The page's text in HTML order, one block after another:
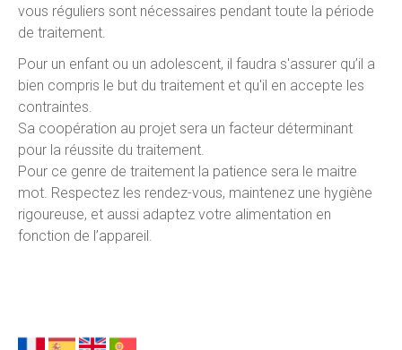
vous réguliers sont nécessaires pendant toute la période
de traitement.
Pour un enfant ou un adolescent, il faudra s'assurer qu’il a
bien compris le but du traitement et qu'il en accepte les
contraintes.
Sa coopération au projet sera un facteur déterminant
pour la réussite du traitement.
Pour ce genre de traitement la patience sera le maitre
mot. Respectez les rendez-vous, maintenez une hygiène
rigoureuse, et aussi adaptez votre alimentation en
fonction de l’appareil.